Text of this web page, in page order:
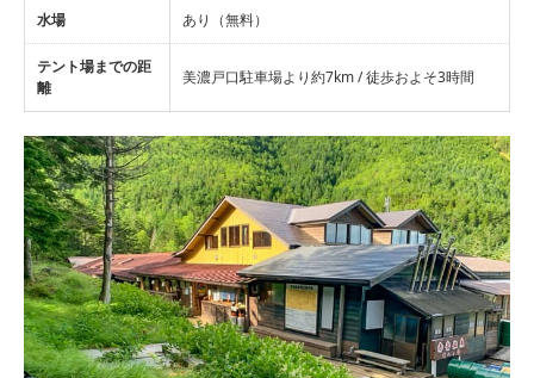
水場 あり（無料）
テント場までの距
離
美濃戸口駐車場より約7km / 徒歩およそ3時間